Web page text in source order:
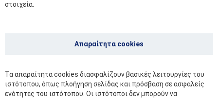
στοιχεία.
Απαραίτητα cookies
Τα απαραίτητα cookies διασφαλίζουν βασικές λειτουργίες του
ιστότοπου, όπως πλοήγηση σελίδας και πρόσβαση σε ασφαλείς
ενότητες του ιστότοπου. Οι ιστότοποι δεν μπορούν να